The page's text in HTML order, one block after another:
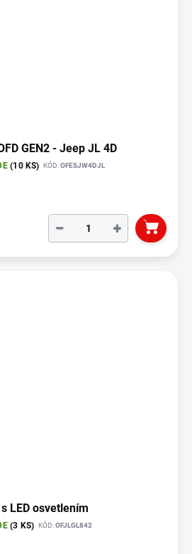
GEN2 - Jeep JL 4D
(10 KS) KÓD:OFESJW4DJL
+
−
LED osvetlením
(3 KS) KÓD:OFJLGL842